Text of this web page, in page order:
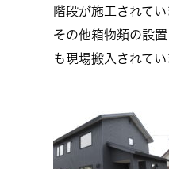
階段が施工されてい
その他箱物類の設
も現場搬入されてい